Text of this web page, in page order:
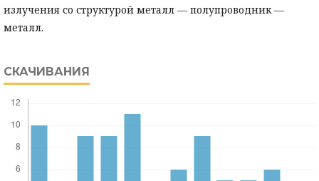
излучения со структурой металл — полупроводник —
металл.
СКАЧИВАНИЯ